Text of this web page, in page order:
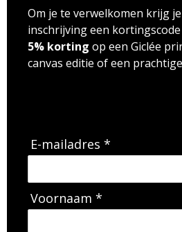
Om je te verwelkomen krijg
inschrijving een
5% korting op een Giclée
canvas editie of een
E-mailadres *
Voornaam *